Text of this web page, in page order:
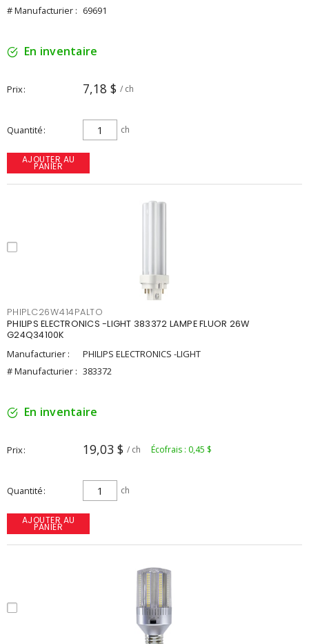
# Manufacturier : 69691
En inventaire
Prix 7,18 $ / ch
Quantité ch
AJOUTER AU
PANIER
PHIPLC26W414PALTO
PHILIPS ELECTRONICS -LIGHT 383372 LAMPE FLUOR 26W
G24Q34100K
Manufacturier :
PHILIPS ELECTRONICS -LIGHT
# Manufacturier : 383372
En inventaire
Prix 19,03 $ / ch Écofrais : 0,45 $
Quantité ch
AJOUTER AU
PANIER